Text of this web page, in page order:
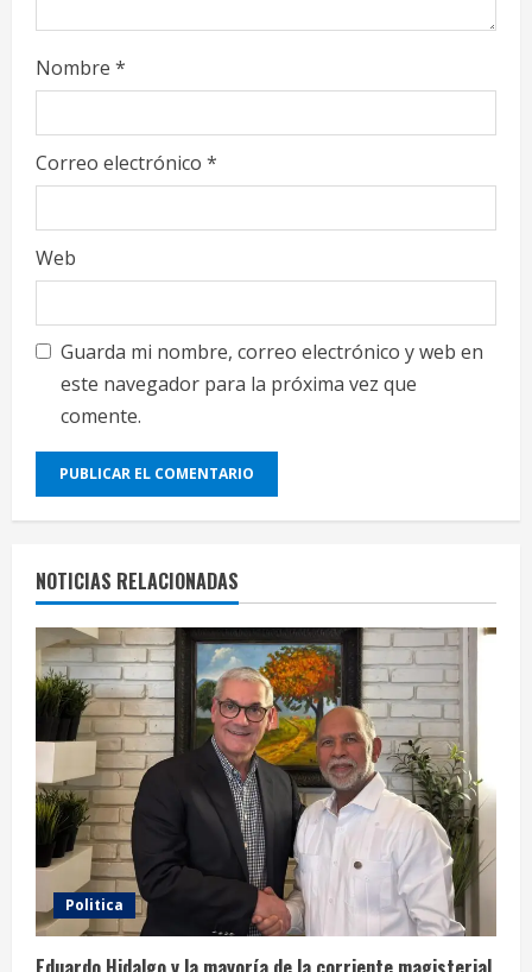
Nombre *
Correo electrónico *
Web
Guarda mi nombre, correo electrónico y web en
este navegador para la próxima vez que
comente.
NOTICIAS RELACIONADAS
Politica